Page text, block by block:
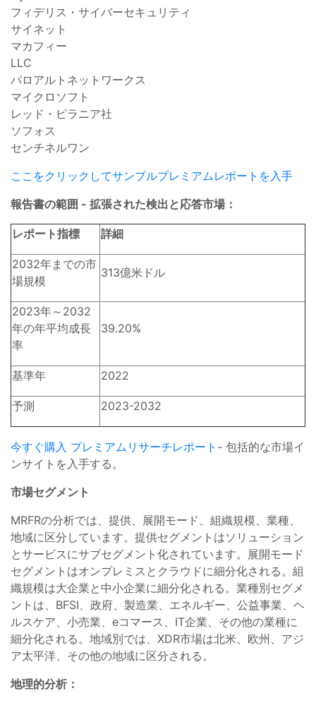
フィデリス・サイバーセキュリティ
サイネット
マカフィー
LLC
パロアルトネットワークス
マイクロソフト
レッド・ピラニア社
ソフォス
センチネルワン
ここをクリックしてサンプルプレミアムレポートを入手
報告書の範囲 - 拡張された検出と応答市場：
レポート指標 詳細
2032年までの市
場規模
313億米ドル
2023年～2032
年の年平均成長
率
39.20%
基準年 2022
予測 2023-2032
今すぐ購入 プレミアムリサーチレポート - 包括的な市場イ
ンサイトを入手する。
市場セグメント
MRFRの分析では、提供、展開モード、組織規模、業種、
地域に区分しています。提供セグメントはソリューション
とサービスにサブセグメント化されています。展開モード
セグメントはオンプレミスとクラウドに細分化される。組
織規模は大企業と中小企業に細分化される。業種別セグメ
ントは、BFSI、政府、製造業、エネルギー、公益事業、ヘ
ルスケア、小売業、eコマース、IT企業、その他の業種に
細分化される。地域別では、XDR市場は北米、欧州、アジ
ア太平洋、その他の地域に区分される。
地理的分析：